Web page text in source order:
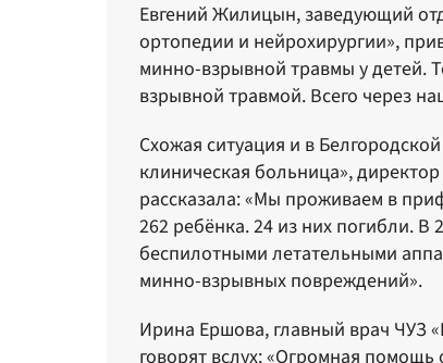
Евгений Жилицын, заведующий
ортопедии и нейрохирургии»,
минно-взрывной травмы у детей.
взрывной травмой. Всего через
Схожая ситуация и в
клиническая больница»,
рассказала: «Мы проживаем в
262 ребёнка. 24 из них погибли. В
беспилотными летательными
минно-взрывных повреждений».
Ирина Ершова, главный врач ЧУЗ
говорят вслух: «Огромная